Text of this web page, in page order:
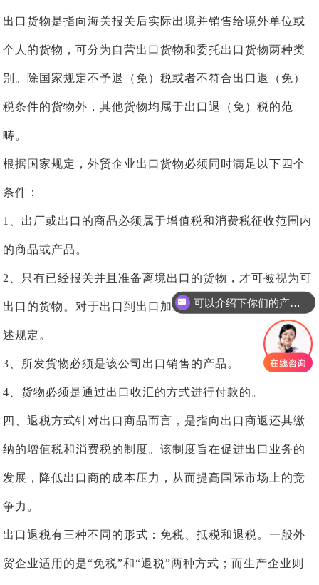
出口货物是指向海关报关后实际出境并销售给境外单位或
个人的货物，可分为自营出口货物和委托出口货物两种类
别。除国家规定不予退（免）税或者不符合出口退（免）
税条件的货物外，其他货物均属于出口退（免）税的范
畴。
根据国家规定，外贸企业出口货物必须同时满足以下四个
条件：
1、出厂或出口的商品必须属于增值税和消费税征收范围内
的商品或产品。
2、只有已经报关并且准备离境出口的货物，才可被视为可
出口的货物。对于出口到出口加工区的货物，同样适用上
述规定。
3、所发货物必须是该公司出口销售的产品。
4、货物必须是通过出口收汇的方式进行付款的。
四、退税方式针对出口商品而言，是指向出口商返还其缴
纳的增值税和消费税的制度。该制度旨在促进出口业务的
发展，降低出口商的成本压力，从而提高国际市场上的竞
争力。
出口退税有三种不同的形式：免税、抵税和退税。一般外
贸企业适用的是“免税”和“退税”两种方式；而生产企业则
可以介绍下你们的产品么